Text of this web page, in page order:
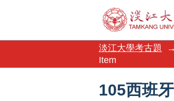
105西班
淡江大學考古題
→
Item
105西班